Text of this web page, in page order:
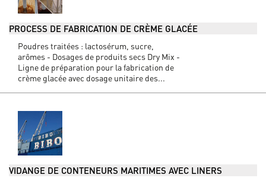
PROCESS DE FABRICATION DE CRÈME GLACÉE
Poudres traitées : lactosérum, sucre,
arômes - Dosages de produits secs Dry Mix -
Ligne de préparation pour la fabrication de
crème glacée avec dosage unitaire des...
VIDANGE DE CONTENEURS MARITIMES AVEC LINERS